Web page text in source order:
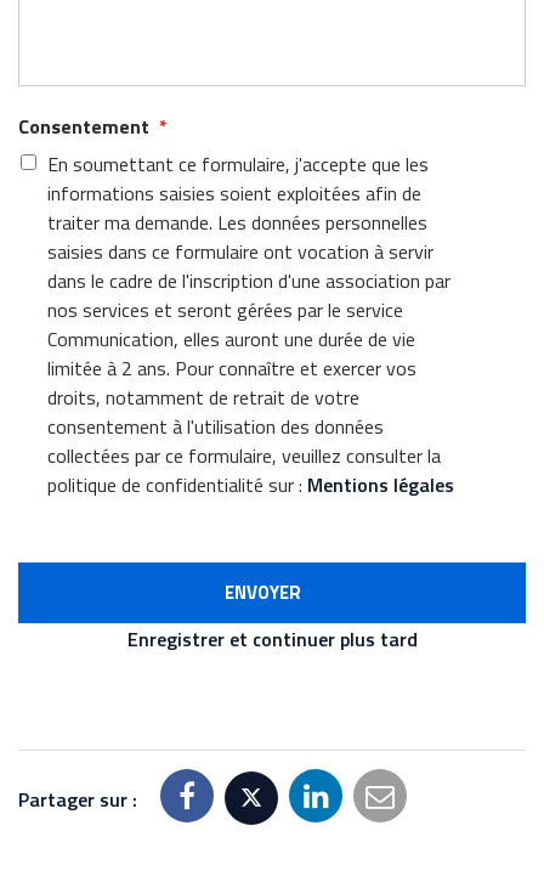
Consentement *
En soumettant ce formulaire, j'accepte que les
informations saisies soient exploitées afin de
traiter ma demande. Les données personnelles
saisies dans ce formulaire ont vocation à servir
dans le cadre de l'inscription d'une association par
nos services et seront gérées par le service
Communication, elles auront une durée de vie
limitée à 2 ans. Pour connaître et exercer vos
droits, notamment de retrait de votre
consentement à l'utilisation des données
collectées par ce formulaire, veuillez consulter la
politique de confidentialité sur : Mentions légales
Enregistrer et continuer plus tard
Partager sur :